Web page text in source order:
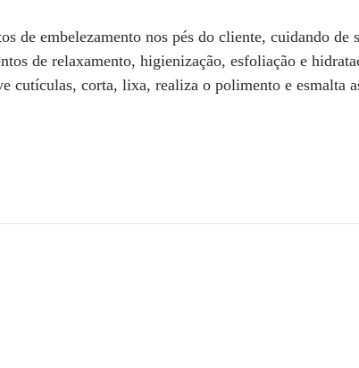
de embelezamento nos pés do cliente, cuidando de
de relaxamento, higienização, esfoliação e
cutículas, corta, lixa, realiza o polimento e esmalta